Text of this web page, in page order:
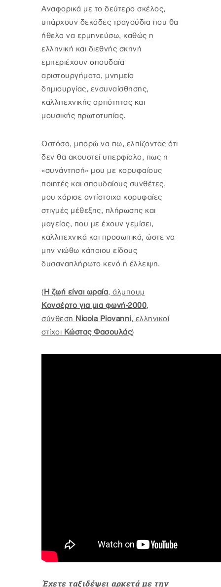
Αναφορικά με το δεύτερο σκέλος,
υπάρχουν δεκάδες τραγούδια που θα
ήθελα να ερμηνεύσω, καθώς η
ελληνική και διεθνής σκηνή
εμπεριέχουν σπουδαία
αριστουργήματα, μνημεία
δημιουργίας, ενσυναίσθησης,
καλλιτεχνικής αρτιότητας και
μουσικής πρωτοτυπίας.
Ωστόσο, μπορώ να πω, ελπίζοντας ότι
δεν θα ακουστεί υπερφίαλο, πως η
«συνάντησή» μου με κορυφαίους
ποιητές και σπουδαίους συνθέτες,
μου χάρισε αντίστοιχα κορυφαίες
στιγμές μέθεξης, πλήρωσης και
μαγείας, που με έχουν γεμίσει,
καλλιτεχνικά και προσωπικά, ώστε να
μην νιώθω κάποιου είδους
δυσαναπλήρωτο κενό ή έλλειψη.
( Η ζωή είναι ωραία, άλμπουμ
Κονσέρτο για μια φωνή-2000,
σύνθεση Nicola Piovanni, ελληνικοί
στίχοι Κώστας Φασουλάς)
Έχετε ταξιδέψει αρκετά με την